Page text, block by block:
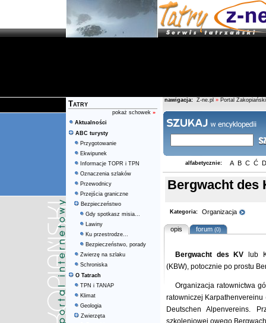
Tatry
pokaż schowek »
Aktualności
ABC turysty
Przygotowanie
Ekwipunek
Informacje TOPR i TPN
Oznaczenia szlaków
Przewodnicy
Przejścia graniczne
Bezpieczeństwo
Gdy spotkasz misia...
Lawiny
Ku przestrodze...
Bezpieczeństwo, porady
Zwierzę na szlaku
Schroniska
O Tatrach
TPN i TANAP
Klimat
Geologia
Zwierzęta
nawigacja: Z-ne.pl » Portal Zakopiański
alfabetycznie: A B C Ć D
Bergwacht des
Kategoria: Organizacja
opis forum(0)
Bergwacht des KV lub
(KBW), potocznie po prostu
Organizacja ratownictwa
ratowniczej
Deutschen Alpenvereins.
szkoleniowej owego